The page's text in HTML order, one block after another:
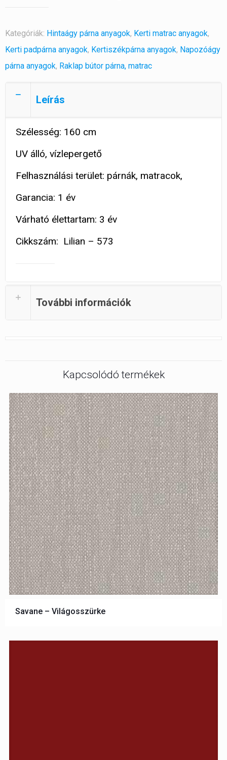
Kategóriák: Hintaágy párna anyagok, Kerti matrac anyagok,
Kerti padpárna anyagok, Kertiszékpárna anyagok, Napozóágy
párna anyagok, Raklap bútor párna, matrac
Leírás
Szélesség: 160 cm
UV álló, vízlepergető
Felhasználási terület: párnák, matracok,
Garancia: 1 év
Várható élettartam: 3 év
Cikkszám: Lilian – 573
További információk
Kapcsolódó termékek
Savane – Világosszürke